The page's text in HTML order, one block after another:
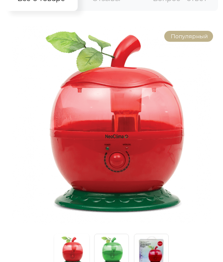
Популярный